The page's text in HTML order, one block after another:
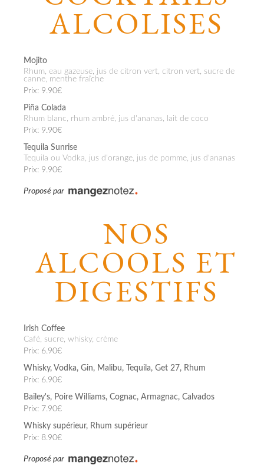
ALCOLISES
Mojito
Rhum, eau gazeuse, jus de citron vert, citron vert, sucre de
canne, menthe fraîche
Prix: 9.90€
Piña Colada
Rhum blanc, rhum ambré, jus d'ananas, lait de coco
Prix: 9.90€
Tequila Sunrise
Tequila ou Vodka, jus d'orange, jus de pomme, jus d'ananas
Prix: 9.90€
Proposé par
NOS
ALCOOLS ET
DIGESTIFS
Irish Coffee
café, sucre, whisky, crème
Prix: 6.90€
Whisky, Vodka, Gin, Malibu, Tequila, Get 27, Rhum
Prix: 6.90€
Bailey's, Poire Williams, Cognac, Armagnac, Calvados
Prix: 7.90€
Whisky supérieur, Rhum supérieur
Prix: 8.90€
Proposé par